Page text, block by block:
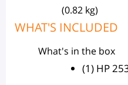
(0.82 kg)
WHAT'S INCLUDED
What's in the box
(1) HP